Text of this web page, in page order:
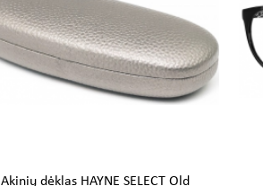
Akinių dėklas HAYNE SELECT Old